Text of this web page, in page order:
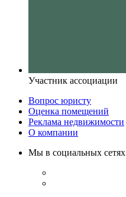
Участник ассоциации
Вопрос юристу
Оценка помещений
Реклама недвижимости
О компании
Мы в социальных сетях